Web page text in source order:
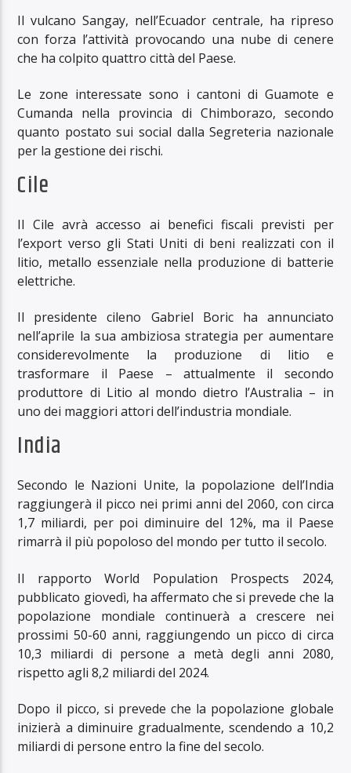
Il vulcano Sangay, nell’Ecuador centrale, ha ripreso
con forza l’attività provocando una nube di cenere
che ha colpito quattro città del Paese.
Le zone interessate sono i cantoni di Guamote e
Cumanda nella provincia di Chimborazo, secondo
quanto postato sui social dalla Segreteria nazionale
per la gestione dei rischi.
Cile
Il Cile avrà accesso ai benefici fiscali previsti per
l’export verso gli Stati Uniti di beni realizzati con il
litio, metallo essenziale nella produzione di batterie
elettriche.
Il presidente cileno Gabriel Boric ha annunciato
nell’aprile la sua ambiziosa strategia per aumentare
considerevolmente la produzione di litio e
trasformare il Paese – attualmente il secondo
produttore di Litio al mondo dietro l’Australia – in
uno dei maggiori attori dell’industria mondiale.
India
Secondo le Nazioni Unite, la popolazione dell’India
raggiungerà il picco nei primi anni del 2060, con circa
1,7 miliardi, per poi diminuire del 12%, ma il Paese
rimarrà il più popoloso del mondo per tutto il secolo.
Il rapporto World Population Prospects 2024,
pubblicato giovedì, ha affermato che si prevede che la
popolazione mondiale continuerà a crescere nei
prossimi 50-60 anni, raggiungendo un picco di circa
10,3 miliardi di persone a metà degli anni 2080,
rispetto agli 8,2 miliardi del 2024.
Dopo il picco, si prevede che la popolazione globale
inizierà a diminuire gradualmente, scendendo a 10,2
miliardi di persone entro la fine del secolo.